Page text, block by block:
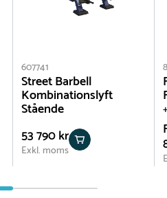
607741
Street Barbell
Kombinationslyft
Stående
53 790 kr
Exkl. moms